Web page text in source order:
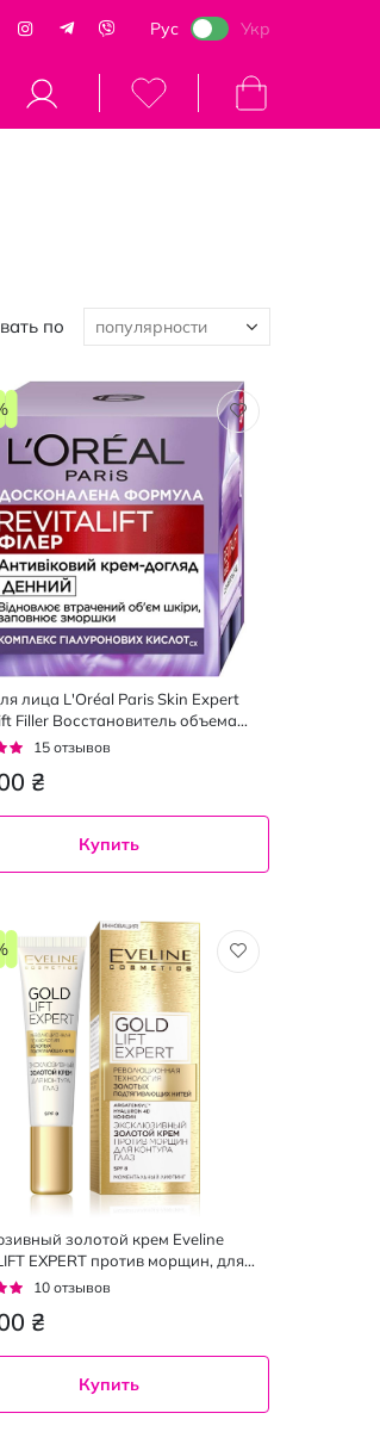
Рус Укр
Моя корзина
по
лица L'Oréal Paris Skin Expert
Filler Восстановитель объема
40+, 50 мл
15отзывов
₴
Купить
золотой крем Eveline
EXPERT против морщин, для
глаз 15 мл
10отзывов
₴
Купить